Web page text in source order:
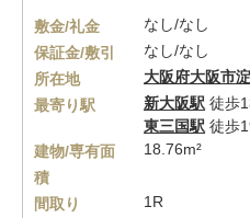
敷金/礼金
なし/なし
保証金/敷引
なし/なし
所在地
大阪府大阪市
最寄り駅
新大阪駅 徒歩
東三国駅 徒歩
建物/専有面
積
18.76m²
間取り
1R